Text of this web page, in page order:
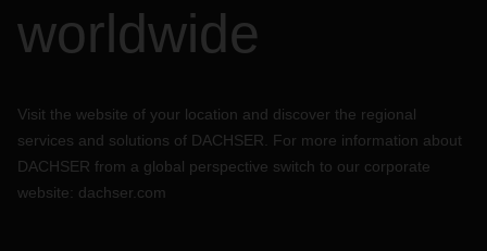
worldwide
Visit the website of your location and discover the regional
services and solutions of DACHSER. For more information about
DACHSER from a global perspective switch to our corporate
website: dachser.com